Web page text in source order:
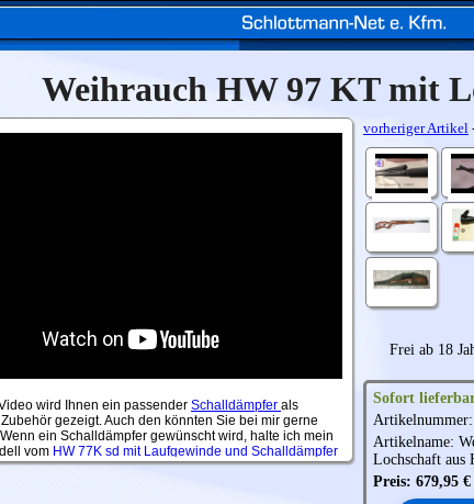
Weihrauch HW 97 KT mit
Luftgewehre Weihrauch HW 97 K mit Lochschaft
vorheriger Artikel
Frei ab 18
Sofort
Artikelname:
Lochschaft aus
Preis: 679,95